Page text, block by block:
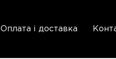
Оплата і доставка